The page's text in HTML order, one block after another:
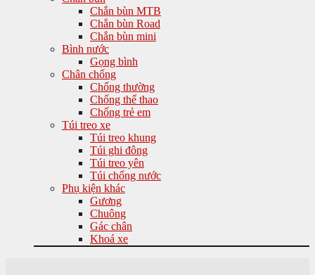
Chắn bùn MTB
Chắn bùn Road
Chắn bùn mini
Bình nước
Gọng bình
Chân chống
Chống thường
Chống thể thao
Chống trẻ em
Túi treo xe
Túi treo khung
Túi ghi đông
Túi treo yên
Túi chống nước
Phụ kiện khác
Gương
Chuông
Gác chân
Khoá xe